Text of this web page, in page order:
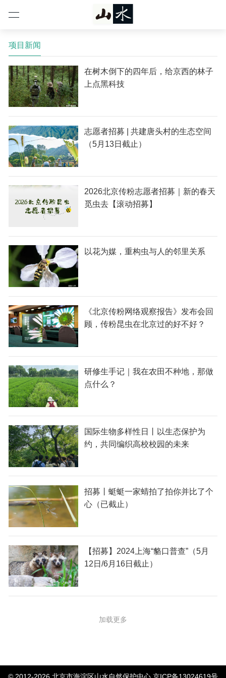
项目新闻
在树木倒下的四年后，给京西的林子
上点黑科技
志愿者招募 | 共建唐头村的生态空间
（5月13日截止）
2026北京传粉志愿者招募｜新的春天
觅虫去【滚动招募】
以花为媒，重构虫与人的邻里关系
《北京传粉网络观察报告》发布会回
顾，传粉昆虫在北京过的好不好？
研修生手记｜我在农田不种地，那做
点什么？
国际生物多样性日丨以生态保护为
约，共同编织高校校园的未来
招募丨蜓蜓一家蜻拍了拍你并比了个
心（已截止）
【招募】2024上海“貉口普查”（5月
12日/6月16日截止）
加载更多